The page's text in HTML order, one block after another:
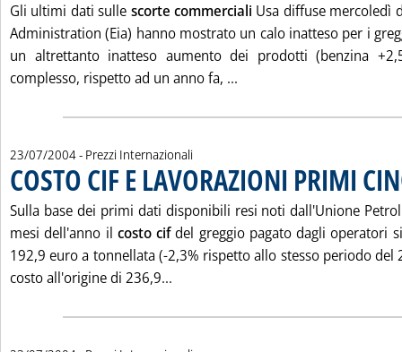
Gli ultimi dati sulle scorte commerciali Usa diffuse mercoledì
Administration (Eia) hanno mostrato un calo inatteso per i
un altrettanto inatteso aumento dei prodotti (benzina
complesso, rispetto ad un anno fa, ...
23/07/2004- Prezzi Internazionali
COSTO CIF E LAVORAZIONI PRIMI
Sulla base dei primi dati disponibili resi noti dall'Unione
mesi dell'anno il costo cifdel greggio pagato dagli operatori
192,9 euro a tonnellata (-2,3% rispetto allo stesso periodo del
costo all'origine di 236,9...